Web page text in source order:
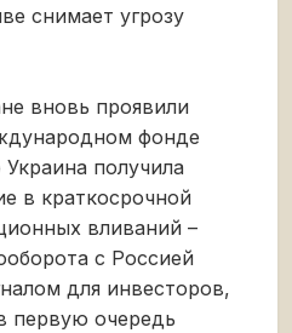
снимает угрозу
вновь проявили
фонде
получила
в краткосрочной
вливаний –
с Россией
для инвесторов,
первую очередь